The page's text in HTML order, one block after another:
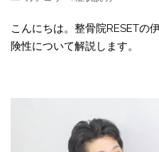
こんにちは。整骨院RESETの
険性について解説します。